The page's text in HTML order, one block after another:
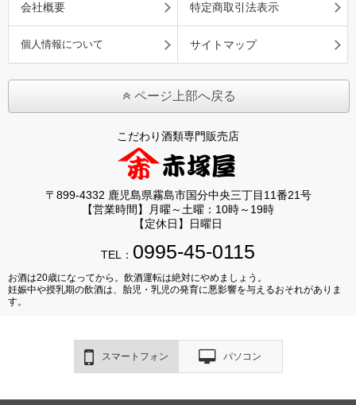
会社概要 特定商取引法表示
個人情報について サイトマップ
ページ上部へ戻る
こだわり酒類専門販売店
〒899-4332 鹿児島県霧島市国分中央三丁目11番21号
【営業時間】月曜～土曜：10時～19時
【定休日】日曜日
TEL： 0995-45-0115
お酒は20歳になってから。飲酒運転は絶対にやめましょう。
妊娠中や授乳期の飲酒は、胎児・乳児の発育に悪影響を与えるおそれがありま
す。
スマートフォン パソコン